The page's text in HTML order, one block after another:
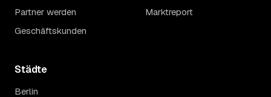
Partner werden
Geschäftskunden
Marktreport
Städte
Berlin